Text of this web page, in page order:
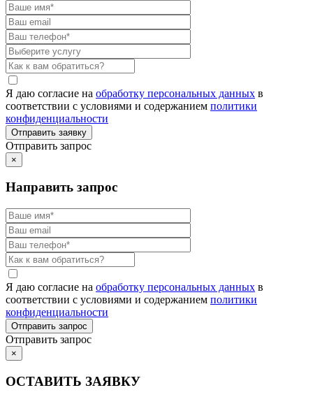
Я даю согласие на обработку персональных данных в
соответствии с условиями и содержанием политики
конфиденциальности
Отправить запрос
×
Направить запрос
Я даю согласие на обработку персональных данных в
соответствии с условиями и содержанием политики
конфиденциальности
Отправить запрос
×
ОСТАВИТЬ ЗАЯВКУ